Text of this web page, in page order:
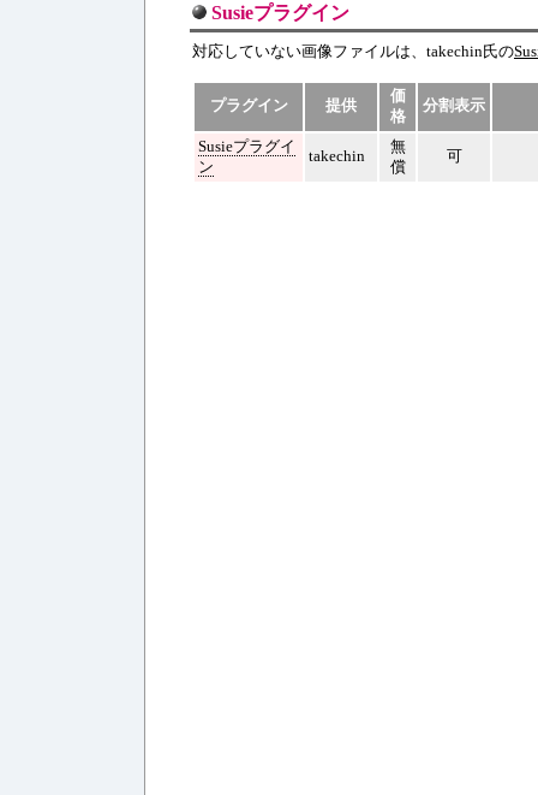
Susieプラグイン
対応していない画像ファイルは、takechin氏の
プラグイン 提供
価
格
分割表示
Susieプラグイ
ン
takechin
無
償
可